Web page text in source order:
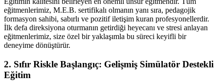
eğitmenlerimiz, M.E.B. sertifikalı olmanın yanı sıra, pedagojik
formasyon sahibi, sabırlı ve pozitif iletişim kuran profesyonellerdir.
İlk defa direksiyona oturmanın getirdiği heyecanı ve stresi anlayan
eğitmenlerimiz, size özel bir yaklaşımla bu süreci keyifli bir
deneyime dönüştürür.
2. Sıfır Riskle Başlangıç: Gelişmiş Simülatör Destekli
Eğitim